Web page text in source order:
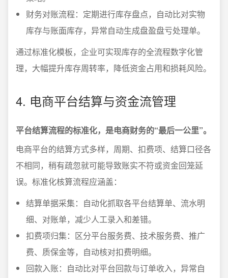
财务对账流程：定期进行库存盘点，自动比对实物
库存与账面库存，异常自动生成盘盈盘亏处理单。
通过标准化模板，企业可实现库存的全流程数字化管
理，大幅提升库存周转率，降低资金占用和损耗风险。
4. 电商平台结算与资金流管理
平台结算流程的标准化，是电商财务的“最后一公里”。
电商平台的结算方式多样，周期、扣费项、结算口径各
不相同，稍有疏忽就可能导致账实不符或资金回笼延
误。标准化核算流程应涵盖：
结算单据采集：自动化抓取各平台结算单、流水明
细、对账单，减少人工录入和差错。
扣费项归集：区分平台服务费、技术服务费、推广
费、质保金等，自动核对扣费明细。
回款入账：自动比对平台回款与订单收入，异常自